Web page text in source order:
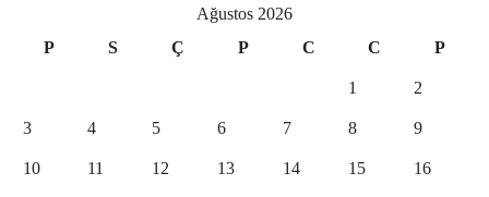
Ağustos 2026
P
S Ç P C C P
1 2
3 4 5 6 7 8 9
10 11 12 13 14 15 16